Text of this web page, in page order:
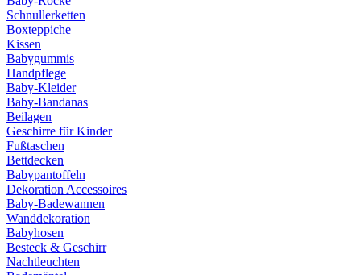
Schnullerketten
Boxteppiche
Kissen
Babygummis
Handpflege
Baby-Kleider
Baby-Bandanas
Beilagen
Geschirre für Kinder
Fußtaschen
Bettdecken
Babypantoffeln
Dekoration Accessoires
Baby-Badewannen
Wanddekoration
Babyhosen
Besteck & Geschirr
Nachtleuchten